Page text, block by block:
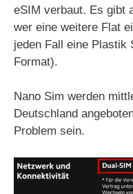
eSIM verbaut. Es gibt
wer eine weitere Flat
jeden Fall eine Plastik
Format).
Nano Sim werden
Deutschland
Problem sein.